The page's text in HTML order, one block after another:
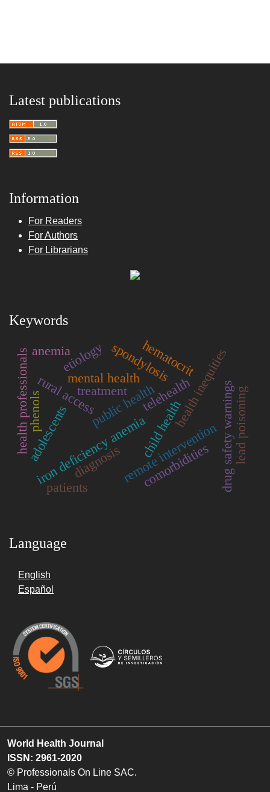
Latest publications
Information
For Readers
For Authors
For Librarians
Keywords
telehealth
iron deficiency anemiachild health
remote intervention
public health health inequities
rural accessmental health
adolescents
spondylosis
etiology
diagnosis
treatment
patients
health professionals drug safety warnings
phenols lead poisoning
hematocrit
anemia
comorbidities
Language
English
Español
World Health Journal
ISSN: 2961-2020
© Professionals On Line SAC.
Lima - Perú